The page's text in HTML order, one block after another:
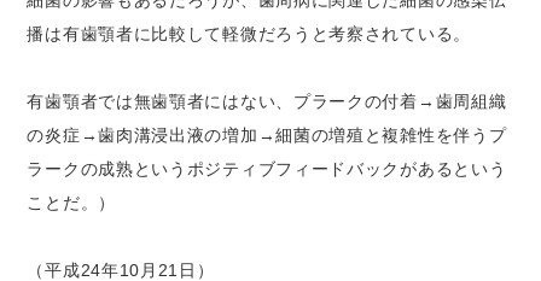
播は有歯顎者に比較して軽微だろうと考察されている。
有歯顎者では無歯顎者にはない、プラークの付着→歯周組織
の炎症→歯肉溝浸出液の増加→細菌の増殖と複雑性を伴うプ
ラークの成熟というポジティブフィードバックがあるという
ことだ。）
（平成24年10月21日）